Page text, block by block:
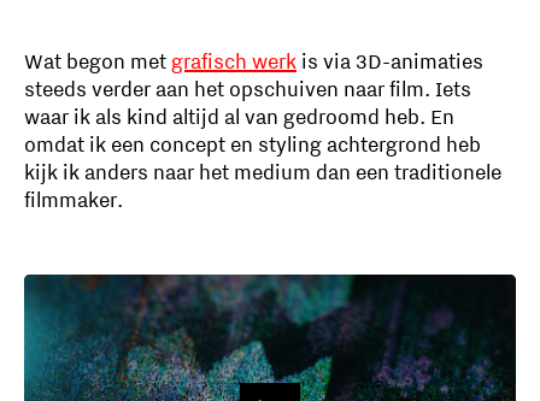
Wat begon met grafisch werk is via 3D-animaties
steeds verder aan het opschuiven naar film. Iets
waar ik als kind altijd al van gedroomd heb. En
omdat ik een concept en styling achtergrond heb
kijk ik anders naar het medium dan een traditionele
filmmaker.